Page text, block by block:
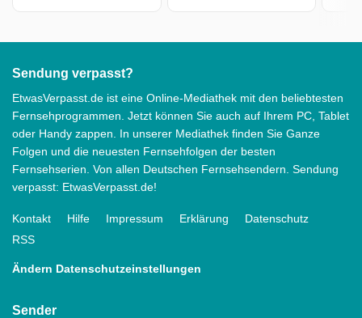
Sendung verpasst?
EtwasVerpasst.de ist eine Online-Mediathek mit den beliebtesten
Fernsehprogrammen. Jetzt können Sie auch auf Ihrem PC, Tablet
oder Handy zappen. In unserer Mediathek finden Sie Ganze
Folgen und die neuesten Fernsehfolgen der besten
Fernsehserien. Von allen Deutschen Fernsehsendern. Sendung
verpasst: EtwasVerpasst.de!
Kontakt Hilfe Impressum Erklärung
Datenschutz
RSS
Ändern Datenschutzeinstellungen
Sender